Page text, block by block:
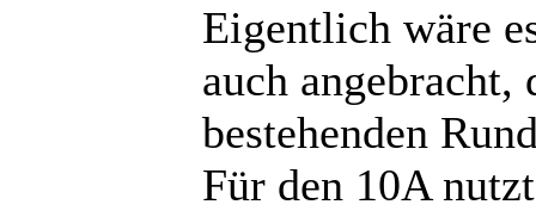
Eigentlich wäre
auch angebracht,
bestehenden
Für den 10A